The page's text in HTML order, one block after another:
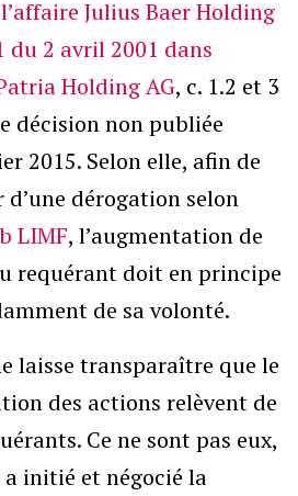
Julius Baer Holding
du 2 avril 2001 dans
Holding AG, c. 1.2 et 3
décision non publiée
2015. Selon elle, afin de
dérogation selon
LIMF, l’augmentation de
requérant doit en principe
de sa volonté.
laisse transparaître que le
des actions relèvent de
Ce ne sont pas eux,
initié et négocié la